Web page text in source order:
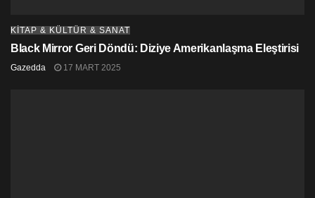
KİTAP & KÜLTÜR & SANAT
Black Mirror Geri Döndü: Diziye Amerikanlaşma Eleştirisi
Gazedda 17 MART 2025